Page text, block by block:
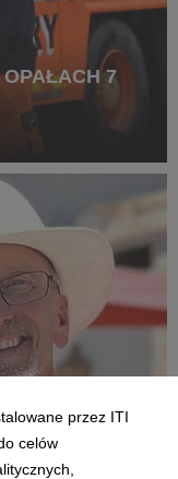
7
przez ITI
celów